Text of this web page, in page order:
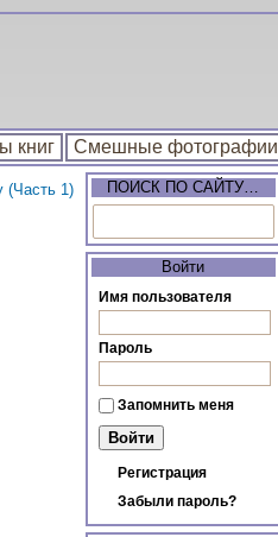
книг Смешные фотографии
(Часть 1) ПОИСК ПО САЙТУ…
Войти
Имя пользователя
Пароль
Запомнить меня
Регистрация
Забыли пароль?